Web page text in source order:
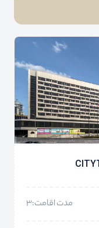
مدت اقامت:3